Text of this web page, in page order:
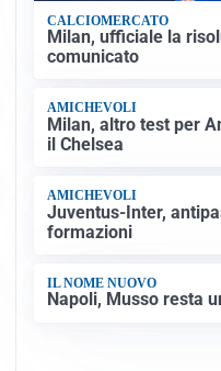
CALCIOMERCATO
Milan, ufficiale la
comunicato
AMICHEVOLI
Milan, altro test per
il Chelsea
AMICHEVOLI
Juventus-Inter,
formazioni
IL NOME NUOVO
Napoli, Musso resta